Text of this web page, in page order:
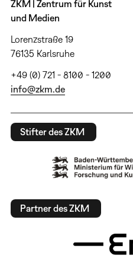
ZKM | Zentrum für Kunst
und Medien
Lorenzstraße 19
76135 Karlsruhe
+49 (0) 721 - 8100 - 1200
info@zkm.de
Stifter des ZKM
Partner des ZKM